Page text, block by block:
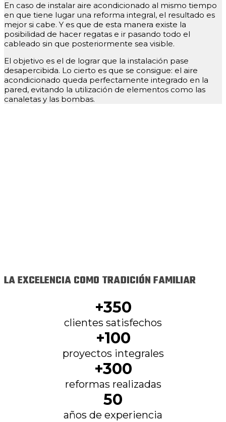
En caso de instalar aire acondicionado al mismo tiempo
en que tiene lugar una reforma integral, el resultado es
mejor si cabe. Y es que de esta manera existe la
posibilidad de hacer regatas e ir pasando todo el
cableado sin que posteriormente sea visible.
El objetivo es el de lograr que la instalación pase
desapercibida. Lo cierto es que se consigue: el aire
acondicionado queda perfectamente integrado en la
pared, evitando la utilización de elementos como las
canaletas y las bombas.
LA EXCELENCIA COMO TRADICIÓN FAMILIAR
+350
clientes satisfechos
+100
proyectos integrales
+300
reformas realizadas
50
años de experiencia